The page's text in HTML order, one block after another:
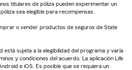
titulares de póliza pueden experimentar un
sea elegible para recompensas.
o vender productos de seguros de State
está sujeta a la elegibilidad del programa y varía
y condiciones del acuerdo. La aplicación Life
e iOS. Es posible que se requiera un